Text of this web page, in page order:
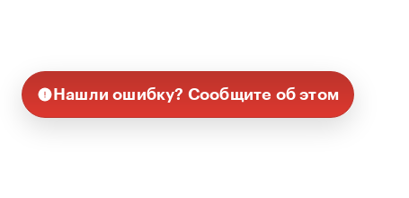
Нашли ошибку? Сообщите об этом